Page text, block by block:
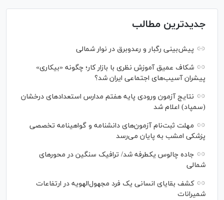
جدیدترین مطالب
پیش‌بینی رگبار و رعدوبرق در نوار شمالی
شکاف عمیق آموزش نظری با بازار کار؛ چگونه «بیکاری»
پیشران آسیب‌های اجتماعی ایران شد؟
نتایج آزمون ورودی پایه هفتم مدارس استعدادهای درخشان
(سمپاد) اعلام شد
مهلت ثبت‌نام آزمون‌های دانشنامه و گواهینامه تخصصی
پزشکی امشب به پایان می‌رسد
جاده چالوس یکطرفه شد/ ترافیک سنگین در محورهای
شمالی
کشف بقایای انسانی یک فرد مجهول‌الهویه در ارتفاعات
شمیرانات